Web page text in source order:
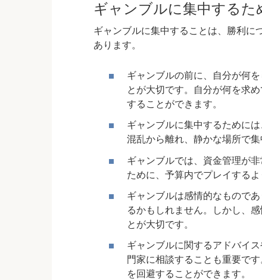
ギャンブルに集中するた
ギャンブルに集中することは、勝利に
あります。
ギャンブルの前に、自分が何
とが大切です。自分が何を求
することができます。
ギャンブルに集中するために
混乱から離れ、静かな場所で集
ギャンブルでは、資金管理が
ために、予算内でプレイするよ
ギャンブルは感情的なもので
るかもしれません。しかし、
とが大切です。
ギャンブルに関するアドバイ
門家に相談することも重要で
を回避することができます。